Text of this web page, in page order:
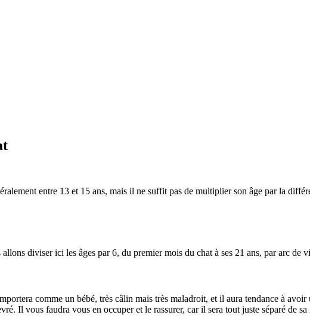
entre 13 et 15 ans, mais il ne suffit pas de multiplier son âge par la
diviser ici les âges par 6, du premier mois du chat à ses 21 ans, par arc de
comme un bébé, très câlin mais très maladroit, et il aura tendance à
Il vous faudra vous en occuper et le rassurer, car il sera tout juste séparé de